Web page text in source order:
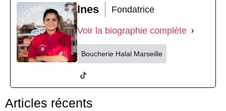
Ines Fondatrice
Voir la biographie complète
Boucherie Halal Marseille
Articles récents